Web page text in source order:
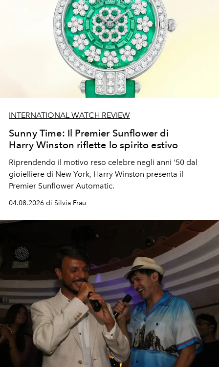
INTERNATIONAL WATCH REVIEW
Sunny Time: Il Premier Sunflower di
Harry Winston riflette lo spirito estivo
Riprendendo il motivo reso celebre negli anni '50 dal
gioielliere di New York, Harry Winston presenta il
Premier Sunflower Automatic.
04.08.2026 di Silvia Frau